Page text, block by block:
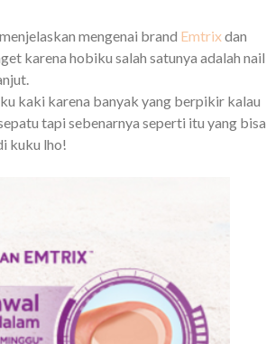
mengenai brand Emtrixdan
karena hobiku salah satunya adalah nail
kaki karena banyak yang berpikir kalau
tapi sebenarnya seperti itu yang bisa
kuku lho!